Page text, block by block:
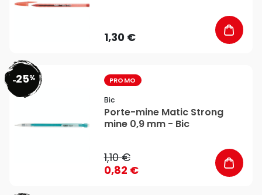
1,30 €
-25% PROMO
Bic
Porte-mine Matic Strong
mine 0,9 mm - Bic
1,10 €
0,82 €